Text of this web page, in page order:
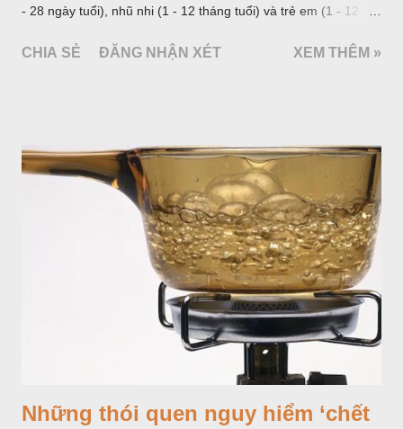
- 28 ngày tuổi), nhũ nhi (1 - 12 tháng tuổi) và trẻ em (1 - 12
nhóm: Nhóm trước tuổi đi học từ 1 - 5 tuổi và nhóm trẻ lớn từ 6
đổi về mặt sinh học qua từng giai đoạn và liên quan nhiều đến
việc lựa chọn và sử dụng thuốc trong nhi khoa.
CHIA SẺ ĐĂNG NHẬN XÉT XEM THÊM »
Những thói quen nguy hiểm ‘chết